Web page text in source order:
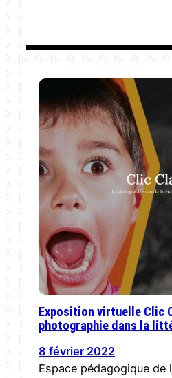
Exposition virtuelle Clic
photographie dans la
8 février 2022
Espace pédagogique de